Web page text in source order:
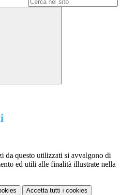
da questo utilizzati si avvalgono di
ed utili alle finalità illustrate nella
Accetta tutti i cookies